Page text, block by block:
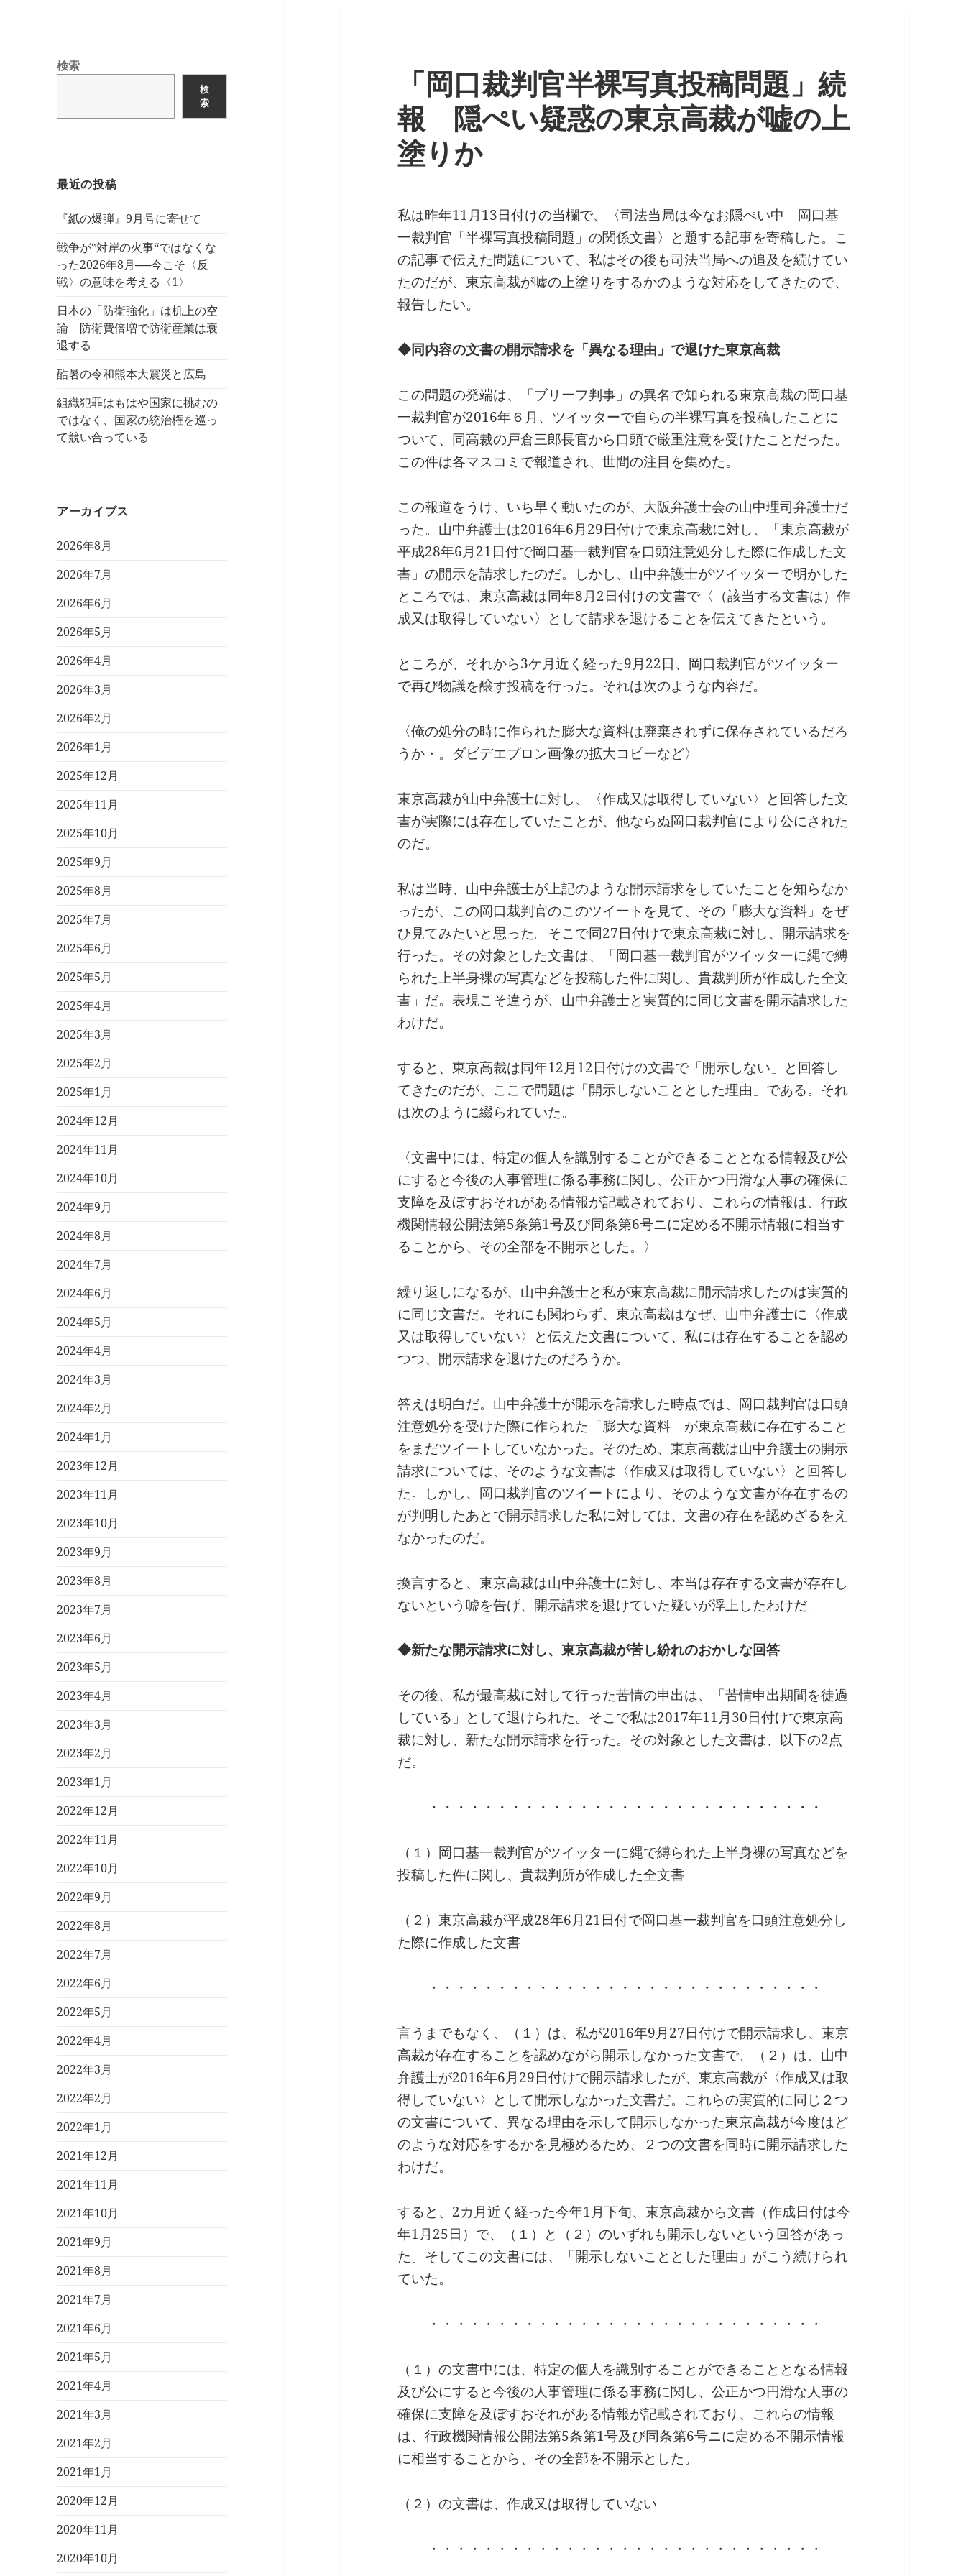
検索
検
索
最近の投稿
『紙の爆弾』9月号に寄せて
戦争が‟対岸の火事“ではなくな
った2026年8月──今こそ〈反
戦〉の意味を考える〈1〉
日本の「防衛強化」は机上の空
論 防衛費倍増で防衛産業は衰
退する
酷暑の令和熊本大震災と広島
組織犯罪はもはや国家に挑むの
ではなく、国家の統治権を巡っ
て競い合っている
アーカイブス
2026年8月
2026年7月
2026年6月
2026年5月
2026年4月
2026年3月
2026年2月
2026年1月
2025年12月
2025年11月
2025年10月
2025年9月
2025年8月
2025年7月
2025年6月
2025年5月
2025年4月
2025年3月
2025年2月
2025年1月
2024年12月
2024年11月
2024年10月
2024年9月
2024年8月
2024年7月
2024年6月
2024年5月
2024年4月
2024年3月
2024年2月
2024年1月
2023年12月
2023年11月
2023年10月
2023年9月
2023年8月
2023年7月
2023年6月
2023年5月
2023年4月
2023年3月
2023年2月
2023年1月
2022年12月
2022年11月
2022年10月
2022年9月
2022年8月
2022年7月
2022年6月
2022年5月
2022年4月
2022年3月
2022年2月
2022年1月
2021年12月
2021年11月
2021年10月
2021年9月
2021年8月
2021年7月
2021年6月
2021年5月
2021年4月
2021年3月
2021年2月
2021年1月
2020年12月
2020年11月
2020年10月
「岡口裁判官半裸写真投稿問題」続
報 隠ぺい疑惑の東京高裁が嘘の上
塗りか
私は昨年11月13日付けの当欄で、〈司法当局は今なお隠ぺい中 岡口基
一裁判官「半裸写真投稿問題」の関係文書〉と題する記事を寄稿した。こ
の記事で伝えた問題について、私はその後も司法当局への追及を続けてい
たのだが、東京高裁が嘘の上塗りをするかのような対応をしてきたので、
報告したい。
◆同内容の文書の開示請求を「異なる理由」で退けた東京高裁
この問題の発端は、「ブリーフ判事」の異名で知られる東京高裁の岡口基
一裁判官が2016年６月、ツイッターで自らの半裸写真を投稿したことに
ついて、同高裁の戸倉三郎長官から口頭で厳重注意を受けたことだった。
この件は各マスコミで報道され、世間の注目を集めた。
この報道をうけ、いち早く動いたのが、大阪弁護士会の山中理司弁護士だ
った。山中弁護士は2016年6月29日付けで東京高裁に対し、「東京高裁が
平成28年6月21日付で岡口基一裁判官を口頭注意処分した際に作成した文
書」の開示を請求したのだ。しかし、山中弁護士がツイッターで明かした
ところでは、東京高裁は同年8月2日付けの文書で〈（該当する文書は）作
成又は取得していない〉として請求を退けることを伝えてきたという。
ところが、それから3ケ月近く経った9月22日、岡口裁判官がツイッター
で再び物議を醸す投稿を行った。それは次のような内容だ。
〈俺の処分の時に作られた膨大な資料は廃棄されずに保存されているだろ
うか・。ダビデエプロン画像の拡大コピーなど〉
東京高裁が山中弁護士に対し、〈作成又は取得していない〉と回答した文
書が実際には存在していたことが、他ならぬ岡口裁判官により公にされた
のだ。
私は当時、山中弁護士が上記のような開示請求をしていたことを知らなか
ったが、この岡口裁判官のこのツイートを見て、その「膨大な資料」をぜ
ひ見てみたいと思った。そこで同27日付けで東京高裁に対し、開示請求を
行った。その対象とした文書は、「岡口基一裁判官がツイッターに縄で縛
られた上半身裸の写真などを投稿した件に関し、貴裁判所が作成した全文
書」だ。表現こそ違うが、山中弁護士と実質的に同じ文書を開示請求した
わけだ。
すると、東京高裁は同年12月12日付けの文書で「開示しない」と回答し
てきたのだが、ここで問題は「開示しないこととした理由」である。それ
は次のように綴られていた。
〈文書中には、特定の個人を識別することができることとなる情報及び公
にすると今後の人事管理に係る事務に関し、公正かつ円滑な人事の確保に
支障を及ぼすおそれがある情報が記載されており、これらの情報は、行政
機関情報公開法第5条第1号及び同条第6号ニに定める不開示情報に相当す
ることから、その全部を不開示とした。〉
繰り返しになるが、山中弁護士と私が東京高裁に開示請求したのは実質的
に同じ文書だ。それにも関わらず、東京高裁はなぜ、山中弁護士に〈作成
又は取得していない〉と伝えた文書について、私には存在することを認め
つつ、開示請求を退けたのだろうか。
答えは明白だ。山中弁護士が開示を請求した時点では、岡口裁判官は口頭
注意処分を受けた際に作られた「膨大な資料」が東京高裁に存在すること
をまだツイートしていなかった。そのため、東京高裁は山中弁護士の開示
請求については、そのような文書は〈作成又は取得していない〉と回答し
た。しかし、岡口裁判官のツイートにより、そのような文書が存在するの
が判明したあとで開示請求した私に対しては、文書の存在を認めざるをえ
なかったのだ。
換言すると、東京高裁は山中弁護士に対し、本当は存在する文書が存在し
ないという嘘を告げ、開示請求を退けていた疑いが浮上したわけだ。
◆新たな開示請求に対し、東京高裁が苦し紛れのおかしな回答
その後、私が最高裁に対して行った苦情の申出は、「苦情申出期間を徒過
している」として退けられた。そこで私は2017年11月30日付けで東京高
裁に対し、新たな開示請求を行った。その対象とした文書は、以下の2点
だ。
・・・・・・・・・・・・・・・・・・・・・・・・・・・・・
（１）岡口基一裁判官がツイッターに縄で縛られた上半身裸の写真などを
投稿した件に関し、貴裁判所が作成した全文書
（２）東京高裁が平成28年6月21日付で岡口基一裁判官を口頭注意処分し
た際に作成した文書
・・・・・・・・・・・・・・・・・・・・・・・・・・・・・
言うまでもなく、（１）は、私が2016年9月27日付けで開示請求し、東京
高裁が存在することを認めながら開示しなかった文書で、（２）は、山中
弁護士が2016年6月29日付けで開示請求したが、東京高裁が〈作成又は取
得していない〉として開示しなかった文書だ。これらの実質的に同じ２つ
の文書について、異なる理由を示して開示しなかった東京高裁が今度はど
のような対応をするかを見極めるため、２つの文書を同時に開示請求した
わけだ。
すると、2カ月近く経った今年1月下旬、東京高裁から文書（作成日付は今
年1月25日）で、（１）と（２）のいずれも開示しないという回答があっ
た。そしてこの文書には、「開示しないこととした理由」がこう続けられ
ていた。
・・・・・・・・・・・・・・・・・・・・・・・・・・・・・
（１）の文書中には、特定の個人を識別することができることとなる情報
及び公にすると今後の人事管理に係る事務に関し、公正かつ円滑な人事の
確保に支障を及ぼすおそれがある情報が記載されており、これらの情報
は、行政機関情報公開法第5条第1号及び同条第6号ニに定める不開示情報
に相当することから、その全部を不開示とした。
（２）の文書は、作成又は取得していない
・・・・・・・・・・・・・・・・・・・・・・・・・・・・・